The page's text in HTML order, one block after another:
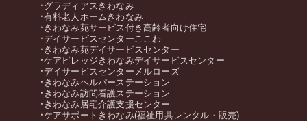
グラディアスきわなみ
有料老人ホームきわなみ
きわなみ苑サービス付き高齢者向け住宅
デイサービスセンターここわ
きわなみ苑デイサービスセンター
ケアビレッジきわなみデイサービスセンター
デイサービスセンターメルローズ
きわなみヘルパーステーション
きわなみ訪問看護ステーション
きわなみ居宅介護支援センター
ケアサポートきわなみ(福祉用具レンタル・販売)